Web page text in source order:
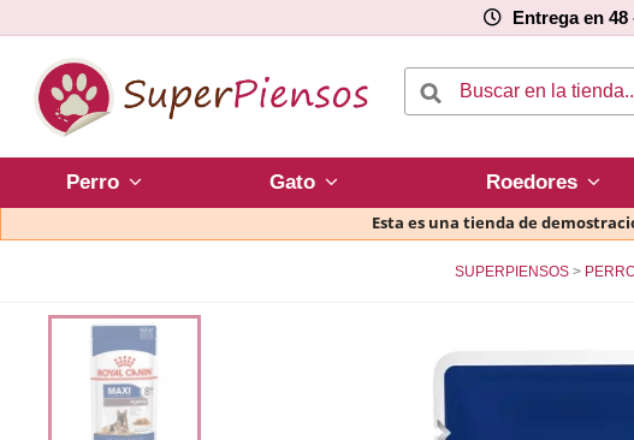
Entrega en
Perro Gato Roedores
Esta es una tienda de
SUPERPIENSOS